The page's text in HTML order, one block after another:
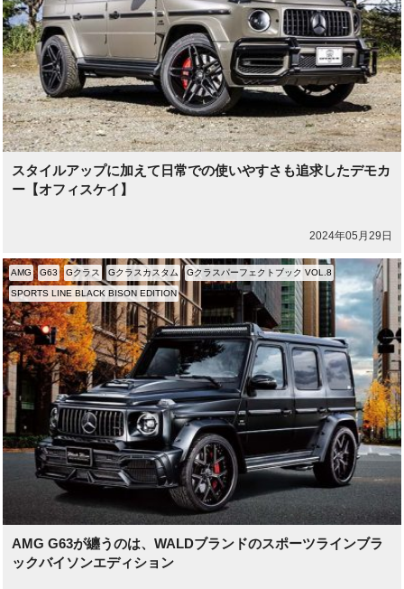
スタイルアップに加えて日常での使いやすさも追求したデモカ
ー【オフィスケイ】
2024年05月29日
AMG G63が纏うのは、WALDブランドのスポーツラインブラ
ックバイソンエディション
AMG G63 Gクラス Gクラスカスタム Gクラスパーフェクトブック VOL.8
SPORTS LINE BLACK BISON EDITION